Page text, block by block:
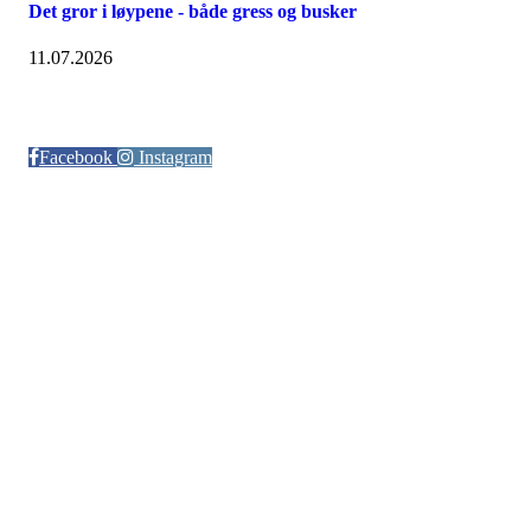
Det gror i løypene - både gress og busker
11.07.2026
Facebook
Instagram